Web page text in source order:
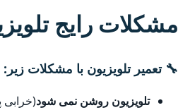
مشکلات رایج
🔧 تعمیر تلویزیون با مشکلات زیر:
تلویزیون روشن نمی شود(خرابی